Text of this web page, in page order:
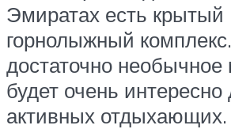
Эмиратах есть крытый
горнолыжный
достаточно необычное
будет очень интересно
активных отдыхающих.